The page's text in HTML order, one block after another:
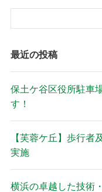
最近の投稿
保土ケ谷区役所駐車
す！
【芙蓉ケ丘】歩行者
実施
横浜の卓越した技術